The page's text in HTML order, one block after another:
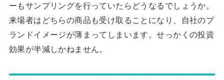
ーもサンプリングを行っていたらどうなるでしょうか。
来場者はどちらの商品も受け取ることになり、自社のブ
ランドイメージが薄まってしまいます。せっかくの投資
効果が半減しかねません。